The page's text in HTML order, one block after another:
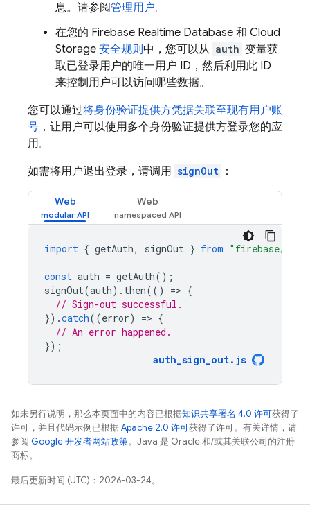
息。请参阅管理用户。
在您的 Firebase Realtime Database 和 Cloud
Storage 安全规则中，您可以从 auth 变量获
取已登录用户的唯一用户 ID，然后利用此 ID
来控制用户可以访问哪些数据。
您可以通过将身份验证提供方凭据关联至现有用户账
号 ，让用户可以使用多个身份验证提供方登录您的应
用。
如需将用户退出登录，请调用 signOut ：
Web Web
import { getAuth, signOut } from "firebase/
const auth = getAuth();
signOut(auth). then(() => {
// Sign-out successful.
}).catch((error) => {
// An error happened.
});
auth_sign_out. js
如未另行说明，那么本页面中的内容已根据知识共享署名 4.0 许可获得了
许可，并且代码示例已根据Apache 2.0 许可获得了许可。有关详情，请
参阅 Google 开发者网站政策。Java 是 Oracle 和/或其关联公司的注册
商标。
最后更新时间 (UTC)：2026-03-24。